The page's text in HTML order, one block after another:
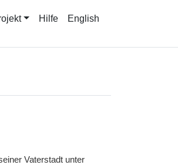
Hilfe English
Vaterstadt unter